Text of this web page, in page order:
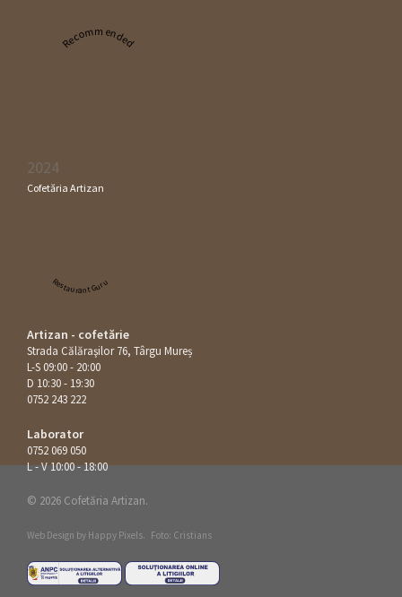
Recommended
2024
Cofetăria Artizan
Restaurant Guru
Artizan - cofetărie
Strada Călăraşilor 76, Târgu Mureș
L-S 09:00 - 20:00
D 10:30 - 19:30
0752 243 222
Laborator
0752 069 050
L - V 10:00 - 18:00
© 2026 Cofetăria Artizan.
Web Design by Happy Pixels. Foto: Cristians